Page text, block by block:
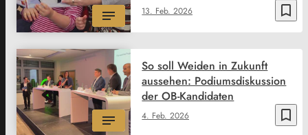
bookmark_border
13. Feb. 2026
bookmark_border
4. Feb. 2026
So soll Weiden in Zukunft
aussehen: Podiumsdiskussion
der OB-Kandidaten